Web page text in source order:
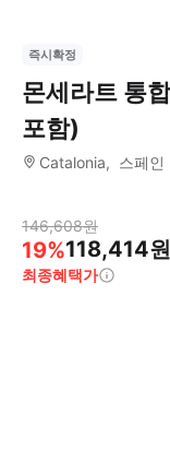
즉시확정
몬세라트 통
포함)
Catalonia 스페인
146,608원
19%118,414
최종혜택가